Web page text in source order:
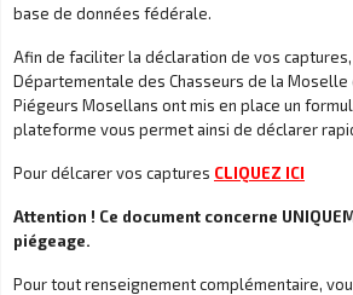
base de données fédérale.
Afin de faciliter la déclaration de vos
Départementale des Chasseurs de la
Piégeurs Mosellans ont mis en place un
plateforme vous permet ainsi de déclarer
Pour délcarer vos captures CLIQUEZ ICI
Attention ! Ce document concerne
piégeage.
Pour tout renseignement complémentaire,